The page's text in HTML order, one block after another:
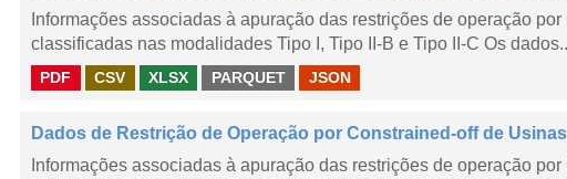
Informações associadas à apuração das restrições de operação
classificadas nas modalidades Tipo I, Tipo II-B e Tipo II-C Os
PDF CSV XLSX PARQUET JSON
Dados de Restrição de Operação por Constrained-off de
Informações associadas à apuração das restrições de operação